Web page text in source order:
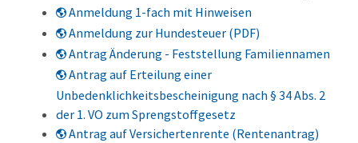
Anmeldung 1-fach mit Hinweisen
Anmeldung zur Hundesteuer (PDF)
Antrag Änderung - Feststellung Familiennamen
Antrag auf Erteilung einer
Unbedenklichkeitsbescheinigung nach § 34 Abs. 2
der 1. VO zum Sprengstoffgesetz
Antrag auf Versichertenrente (Rentenantrag)